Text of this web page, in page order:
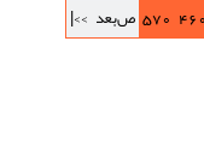
460
570 ص‌بعد >>|